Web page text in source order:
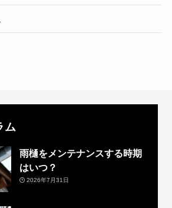
ム
雨樋をメンテナンスする時期
はいつ？
2026年7月31日